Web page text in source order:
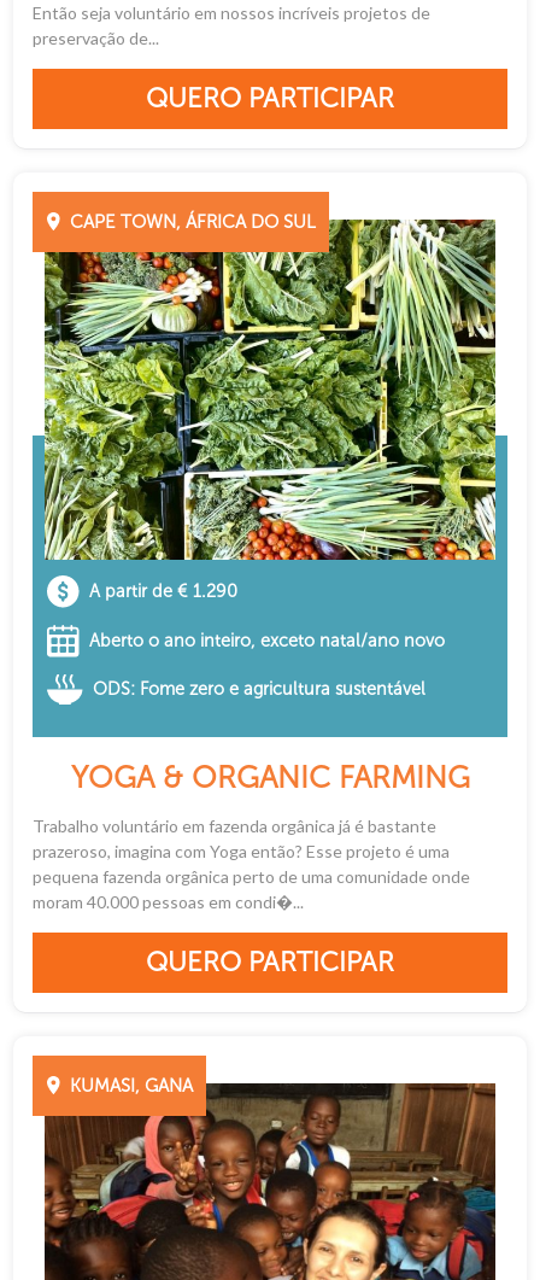
Então seja voluntário em nossos incríveis projetos de
preservação de...
QUERO PARTICIPAR
CAPE TOWN, ÁFRICA DO SUL
A partir de € 1.290
Aberto o ano inteiro, exceto natal/ano novo
ODS: Fome zero e agricultura sustentável
YOGA & ORGANIC FARMING
Trabalho voluntário em fazenda orgânica já é bastante
prazeroso, imagina com Yoga então? Esse projeto é uma
pequena fazenda orgânica perto de uma comunidade onde
moram 40.000 pessoas em condi�...
QUERO PARTICIPAR
KUMASI, GANA